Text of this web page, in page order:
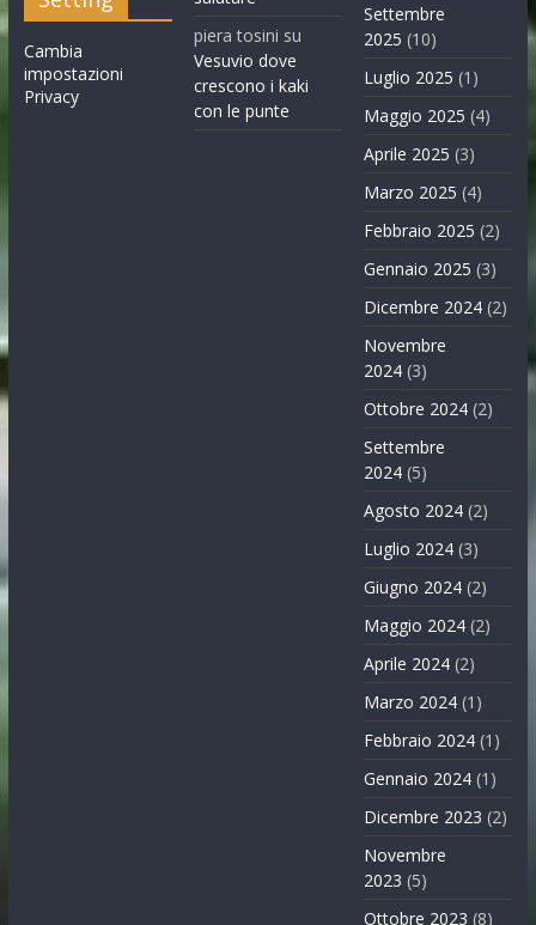
Cambia
impostazioni
Privacy
piera tosini su
Vesuvio dove
crescono i kaki
con le punte
Settembre
2025 (10)
Luglio 2025 (1)
Maggio 2025 (4)
Aprile 2025 (3)
Marzo 2025 (4)
Febbraio 2025 (2)
Gennaio 2025 (3)
Dicembre 2024 (2)
Novembre
2024 (3)
Ottobre 2024 (2)
Settembre
2024 (5)
Agosto 2024 (2)
Luglio 2024 (3)
Giugno 2024 (2)
Maggio 2024 (2)
Aprile 2024 (2)
Marzo 2024 (1)
Febbraio 2024 (1)
Gennaio 2024 (1)
Dicembre 2023 (2)
Novembre
2023 (5)
Ottobre 2023 (8)